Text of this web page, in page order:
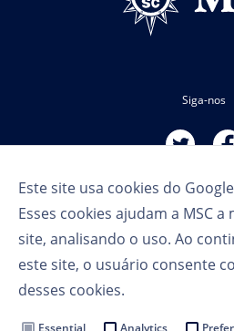
Este site usa cookies do
Esses cookies ajudam a MSC
site, analisando o uso. Ao
este site, o usuário consente
desses cookies.
Essential Analytics
Siga-nos
Cookie